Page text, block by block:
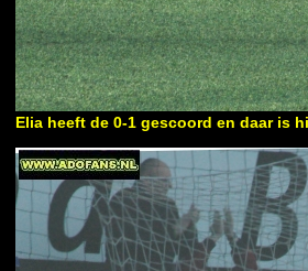
Elia heeft de 0-1 gescoord en daar is